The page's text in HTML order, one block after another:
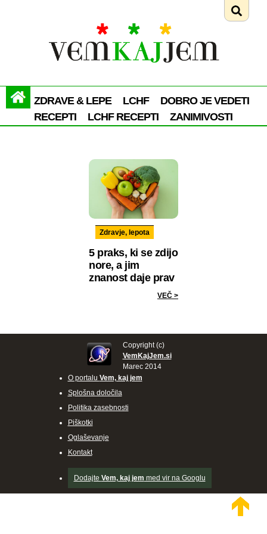
ZDRAVE & LEPE LCHF
DOBRO JE VEDETI
RECEPTI
LCHF RECEPTI ZANIMIVOSTI
Zdravje, lepota
5 praks, ki se zdijo
nore, a jim
znanost daje prav
VEČ >
Copyright (c)
VemKajJem.si
Marec 2014
O portalu Vem, kaj jem
Splošna določila
Politika zasebnosti
Piškotki
Oglaševanje
Kontakt
Dodajte Vem, kaj jem med vir na Googlu